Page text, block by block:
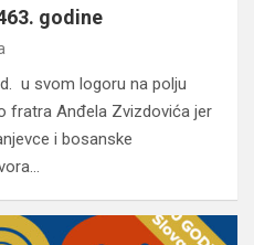
godine
u svom logoru na polju
fratra Anđela Zvizdovića jer
i bosanske